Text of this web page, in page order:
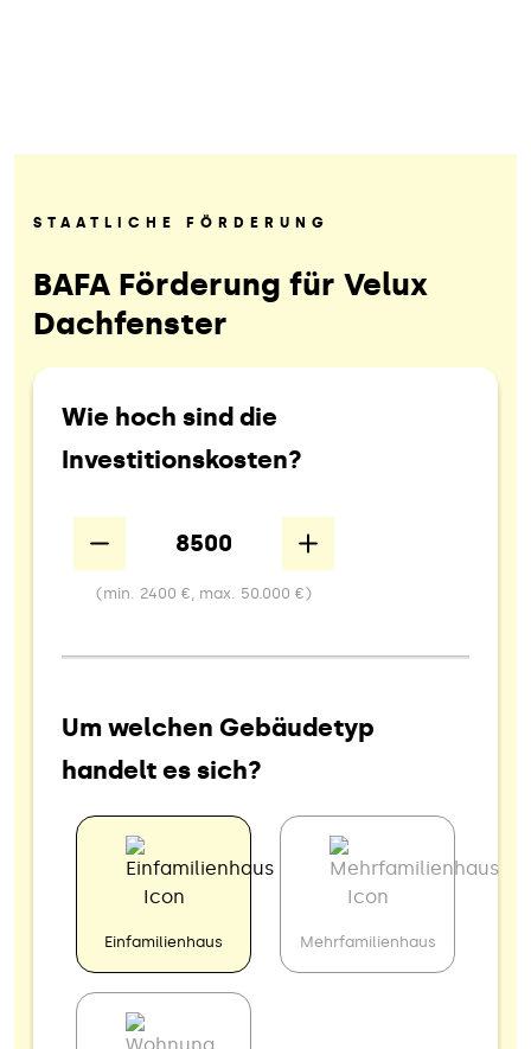
STAATLICHE FÖRDERUNG
BAFA Förderung für Velux
Dachfenster
Wie hoch sind die
Investitionskosten?
Down
(min. 2400 €, max. 50.000 €)
Um welchen Gebäudetyp
handelt es sich?
Einfamilienhaus Mehrfamilienhaus